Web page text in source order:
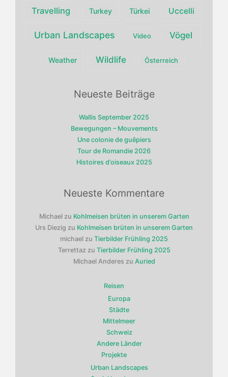
Travelling Turkey Türkei Uccelli
Urban Landscapes Video Vögel
Weather Wildlife Österreich
Neueste Beiträge
Wallis September 2025
Bewegungen – Mouvements
Une colonie de guêpiers
Tour de Romandie 2026
Histoires d’oiseaux 2025
Neueste Kommentare
Michael zu Kohlmeisen brüten in unserem Garten
Urs Diezig zu Kohlmeisen brüten in unserem Garten
michael zu Tierbilder Frühling 2025
Terrettaz zu Tierbilder Frühling 2025
Michael Anderes zu Auried
Reisen
Europa
Städte
Mittelmeer
Schweiz
Andere Länder
Projekte
Urban Landscapes